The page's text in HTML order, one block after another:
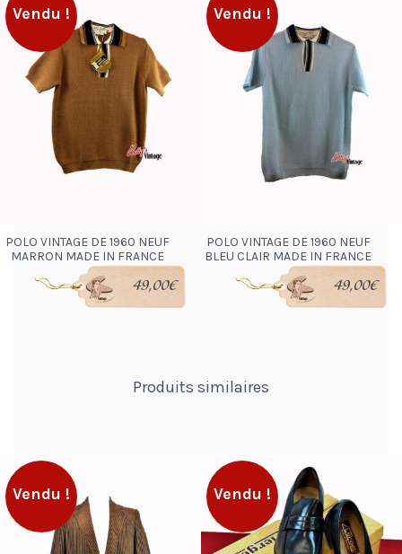
Vendu !
POLO VINTAGE DE 1960 NEUF
MARRON MADE IN FRANCE
49,00€
Vendu !
POLO VINTAGE DE 1960 NEUF
BLEU CLAIR MADE IN FRANCE
49,00€
Produits similaires
Vendu ! Vendu !